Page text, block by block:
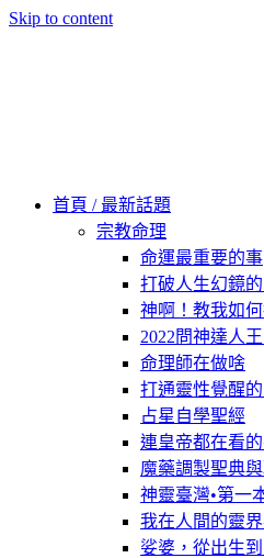
Skip to content
首頁 / 最新話題
宗教命理
命運最重要的事
打破人生幻鏡
神啊！教我如
2022問神達人
命理師在做啥
打通靈性覺醒
占星自學聖經
連皇帝都在看
魔藥調製聖典
神靈臺灣•第一
我在人間的靈
娑婆，從出生